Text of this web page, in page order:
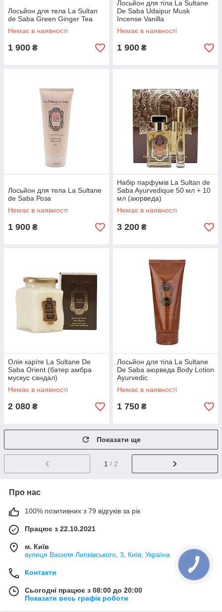
Лосьйон для тела La Sultan
de Saba Green Ginger Tea
Немає в наявності
1 900 ₴
Лосьйон для тіла La Sultane
De Saba Udaipur Musk
Incense Vanilla
Немає в наявності
1 900 ₴
Лосьйон для тела La Sultane
de Saba Роза
Немає в наявності
1 900 ₴
Набір парфумів La Sultan de
Saba Ayurvedique 50 мл + 10
мл (аюрведа)
Немає в наявності
3 200 ₴
Олія каріте La Sultane De
Saba Orient (батер амбра
мускус сандал)
Немає в наявності
2 080 ₴
Лосьйон для тіла La Sultane
De Saba аюрведа Body Lotion
Ayurvedic
Немає в наявності
1 750 ₴
Показати ще
1 / 2
Про нас
100% позитивних з 79 відгуків за рік
Працює з 22.10.2021
м. Київ
вулиця Василя Липківського, 3, Київ, Україна
Контакти
Сьогодні працює з 08:00 до 20:00
Показати весь графік роботи